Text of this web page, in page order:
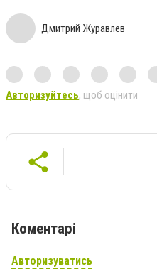
Дмитрий Журавлев
Авторизуйтесь, щоб оцінити
Коментарі
Авторизуватись